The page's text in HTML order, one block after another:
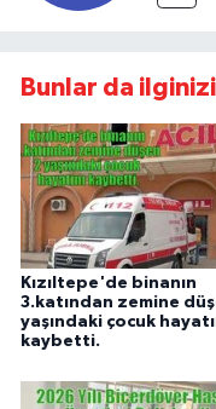
Bunlar da
Kızıltepe'de binanın
3.katından zemine
yaşındaki çocuk
kaybetti.